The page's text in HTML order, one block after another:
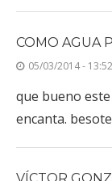
COMO AGUA
05/03/2014 - 13:52
que bueno
encanta.